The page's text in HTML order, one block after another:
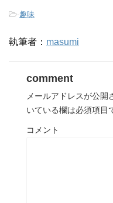
-趣味
執筆者： masumi
comment
メールアドレスが公開
いている欄は必須項目
コメント